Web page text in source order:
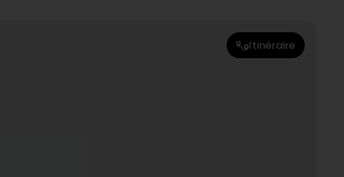
Itinéraire